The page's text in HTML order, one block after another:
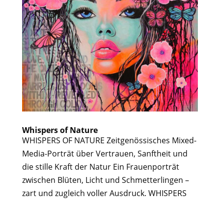
Whispers of Nature
WHISPERS OF NATURE Zeitgenössisches Mixed-
Media-Porträt über Vertrauen, Sanftheit und
die stille Kraft der Natur Ein Frauenporträt
zwischen Blüten, Licht und Schmetterlingen –
zart und zugleich voller Ausdruck. WHISPERS